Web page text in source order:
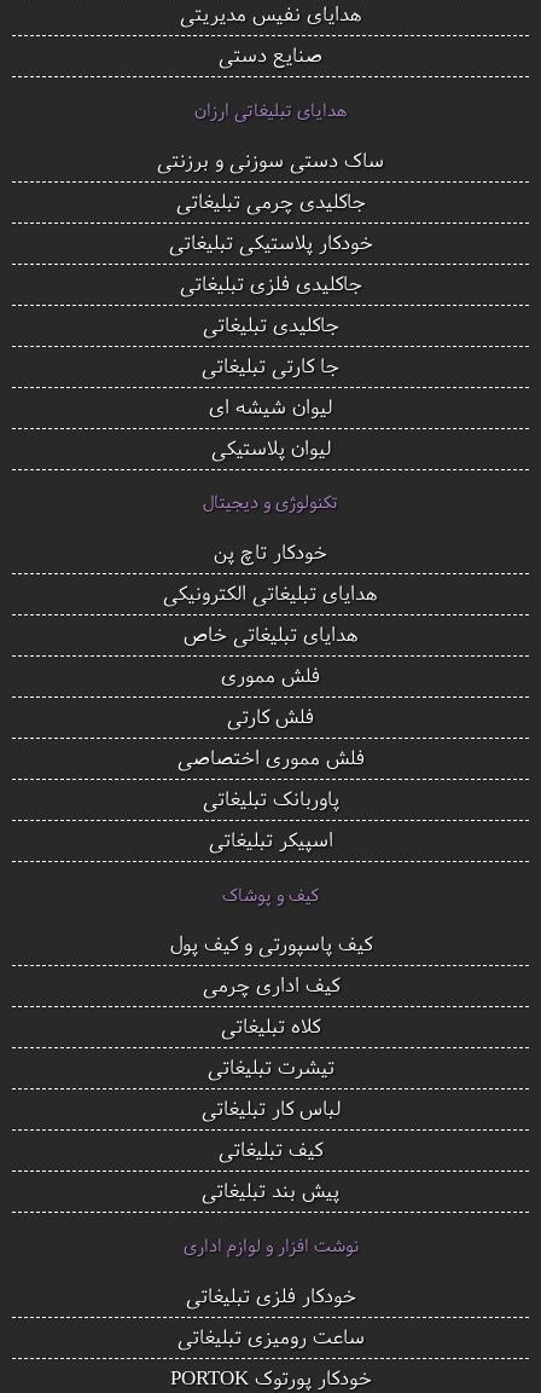
هدایای نفیس مدیریتی
صنایع دستی
هدایای تبلیغاتی ارزان
ساک دستی سوزنی و برزنتی
جاکلیدی چرمی تبلیغاتی
خودکار پلاستیکی تبلیغاتی
جاکلیدی فلزی تبلیغاتی
جاکلیدی تبلیغاتی
جا کارتی تبلیغاتی
لیوان شیشه ای
لیوان پلاستیکی
تکنولوژی و دیجیتال
خودکار تاچ پن
هدایای تبلیغاتی الکترونیکی
هدایای تبلیغاتی خاص
فلش مموری
فلش کارتی
فلش مموری اختصاصی
پاوربانک تبلیغاتی
اسپیکر تبلیغاتی
کیف و پوشاک
کیف پاسپورتی و کیف پول
کیف اداری چرمی
کلاه تبلیغاتی
تیشرت تبلیغاتی
لباس کار تبلیغاتی
کیف تبلیغاتی
پیش بند تبلیغاتی
نوشت افزار و لوازم اداری
خودکار فلزی تبلیغاتی
ساعت رومیزی تبلیغاتی
خودکار پورتوک PORTOK